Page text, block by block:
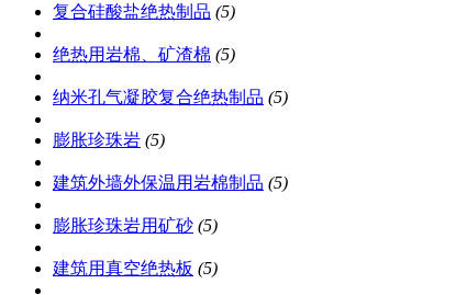
复合硅酸盐绝热制品 (5)
绝热用岩棉、矿渣棉 (5)
纳米孔气凝胶复合绝热制品 (5)
膨胀珍珠岩 (5)
建筑外墙外保温用岩棉制品 (5)
膨胀珍珠岩用矿砂 (5)
建筑用真空绝热板 (5)